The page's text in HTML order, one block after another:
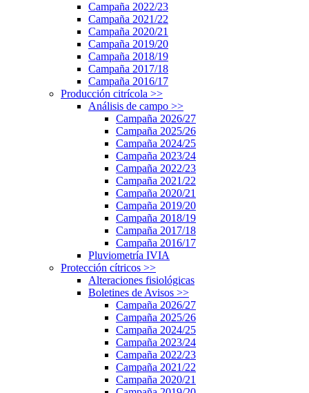
Campaña 2022/23
Campaña 2021/22
Campaña 2020/21
Campaña 2019/20
Campaña 2018/19
Campaña 2017/18
Campaña 2016/17
Producción citrícola >>
Análisis de campo >>
Campaña 2026/27
Campaña 2025/26
Campaña 2024/25
Campaña 2023/24
Campaña 2022/23
Campaña 2021/22
Campaña 2020/21
Campaña 2019/20
Campaña 2018/19
Campaña 2017/18
Campaña 2016/17
Pluviometría IVIA
Protección cítricos >>
Alteraciones fisiológicas
Boletines de Avisos >>
Campaña 2026/27
Campaña 2025/26
Campaña 2024/25
Campaña 2023/24
Campaña 2022/23
Campaña 2021/22
Campaña 2020/21